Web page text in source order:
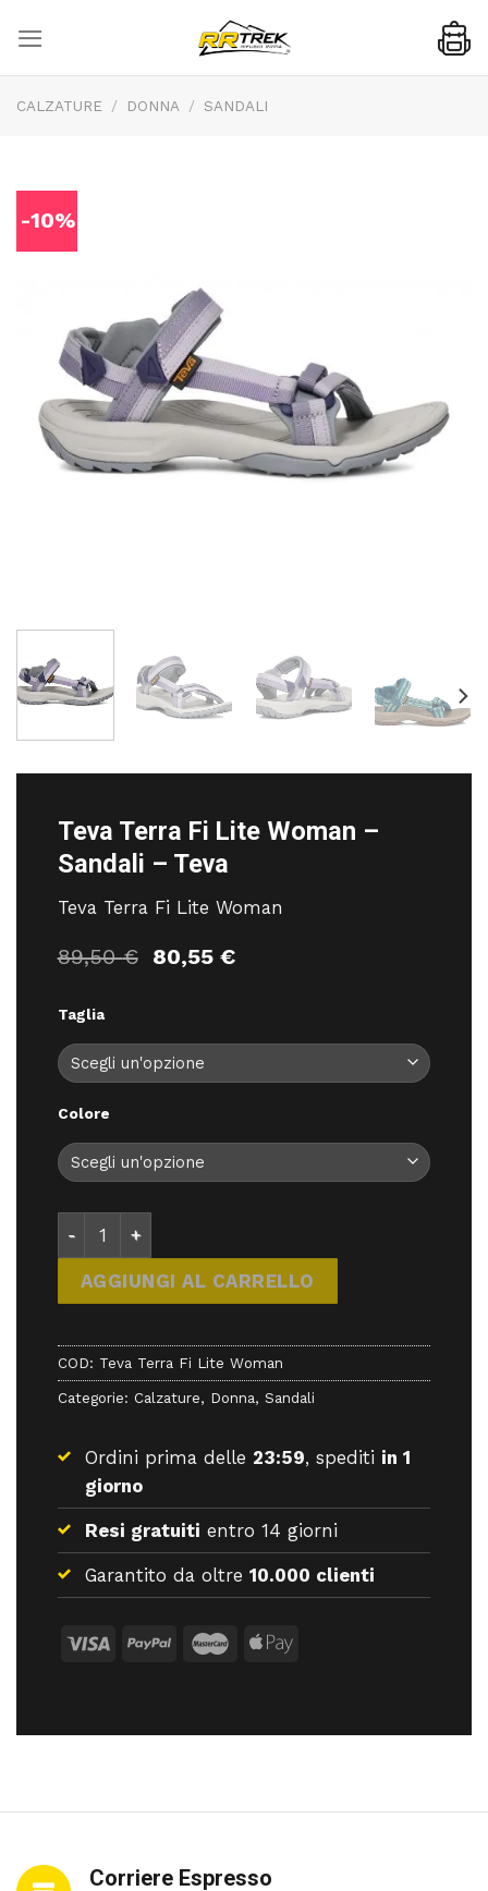
content
CALZATURE / DONNA / SANDALI
-10%
Teva Terra Fi Lite Woman –
Sandali – Teva
Teva Terra Fi Lite Woman
89,50€ Il
89,50 €.
80,55 €Il
80,55 €.
Taglia
Colore
AGGIUNGI AL CARRELLO
COD: Teva Terra Fi Lite Woman
Categorie: Calzature, Donna, Sandali
Ordini prima delle 23:59, spediti in 1
giorno
Resi gratuiti entro 14 giorni
Garantito da oltre 10.000 clienti
Corriere Espresso